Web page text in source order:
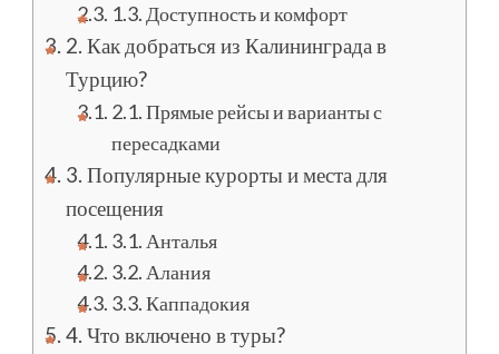
1.3. Доступность и комфорт
2. Как добраться из Калининграда в
Турцию?
2.1. Прямые рейсы и варианты с
пересадками
3. Популярные курорты и места для
посещения
3.1. Анталья
3.2. Алания
3.3. Каппадокия
4. Что включено в туры?